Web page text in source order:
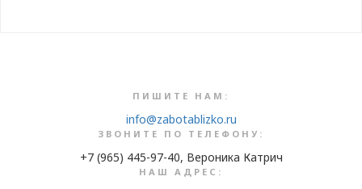
ПИШИТЕ НАМ:
info@zabotablizko.ru
ЗВОНИТЕ ПО ТЕЛЕФОНУ:
+7 (965) 445-97-40, Вероника Катрич
НАШ АДРЕС: